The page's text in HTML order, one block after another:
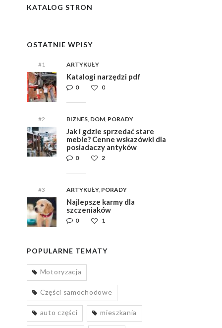
KATALOG STRON
OSTATNIE WPISY
#1 ARTYKUŁY
Katalogi narzędzi pdf
0
0
#2 BIZNES, DOM, PORADY
Jak i gdzie sprzedać stare
meble? Cenne wskazówki dla
posiadaczy antyków
2
0
#3 ARTYKUŁY, PORADY
Najlepsze karmy dla
szczeniaków
1
0
POPULARNE TEMATY
Motoryzacja
Części samochodowe
auto części mieszkania